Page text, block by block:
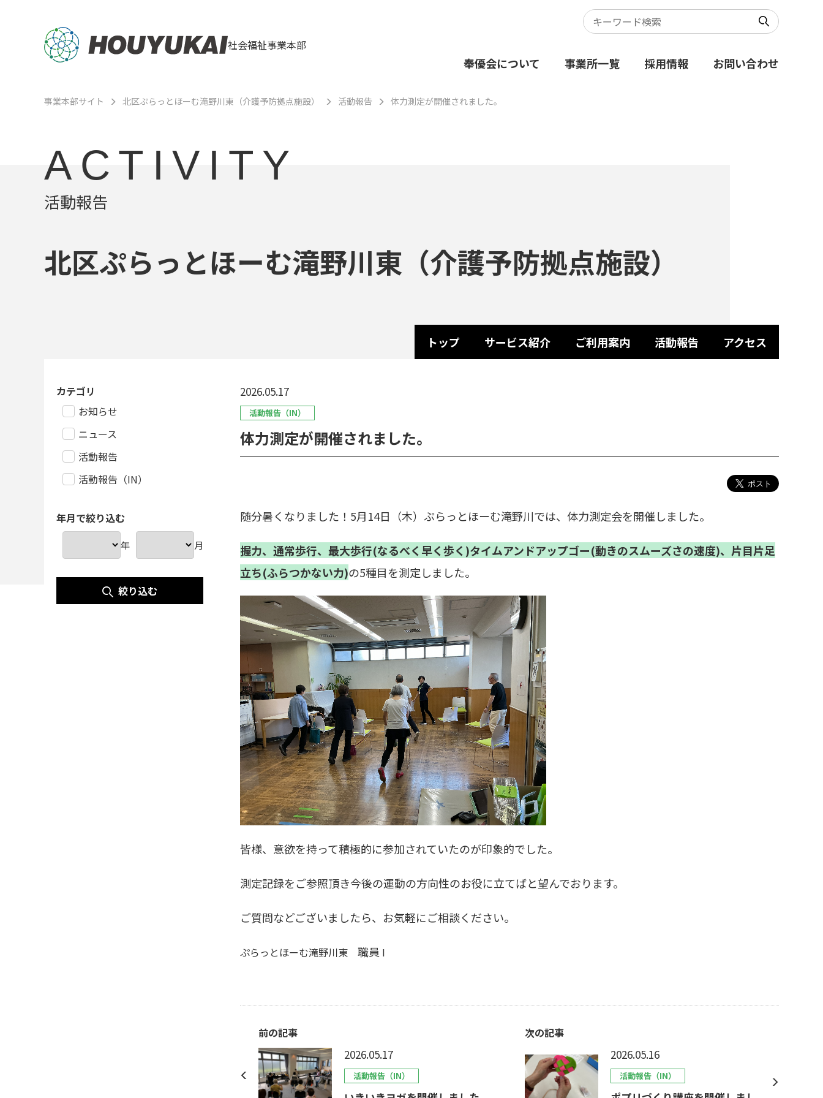
社会福祉事業本部
奉優会について 事業所一覧 採用情報 お問い合わせ
事業本部サイト 北区ぷらっとほーむ滝野川東（介護予防拠点施設） 活動報告 体力測定が開催されました。
ACTIVITY
活動報告
北区ぷらっとほーむ滝野川東（介護予防拠点施設）
トップ サービス紹介 ご利用案内 活動報告 アクセス
2026.05.17
活動報告（IN）
体力測定が開催されました。
随分暑くなりました！5月14日（木）ぷらっとほーむ滝野川では、体力測定会を開催しました。
握力、通常歩行、最大歩行(なるべく早く歩く)タイムアンドアップゴー(動きのスムーズさの速度)、片目片足
立ち(ふらつかない力)の5種目を測定しました。
皆様、意欲を持って積極的に参加されていたのが印象的でした。
測定記録をご参照頂き今後の運動の方向性のお役に立てばと望んでおります。
ご質問などございましたら、お気軽にご相談ください。
ぷらっとほーむ滝野川東 職員 I
前の記事
2026.05.17
活動報告（IN）
次の記事
2026.05.16
活動報告（IN）
カテゴリ
お知らせ
ニュース
活動報告
活動報告（IN）
年月で絞り込む
年 月
絞り込む